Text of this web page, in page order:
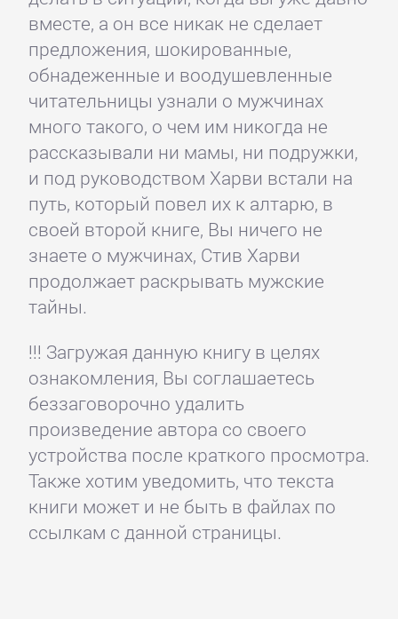
вместе, а он все никак не сделает
предложения, шокированные,
обнадеженные и воодушевленные
читательницы узнали о мужчинах
много такого, о чем им никогда не
рассказывали ни мамы, ни подружки,
и под руководством Харви встали на
путь, который повел их к алтарю, в
своей второй книге, Вы ничего не
знаете о мужчинах, Стив Харви
продолжает раскрывать мужские
тайны.
!!! Загружая данную книгу в целях
ознакомления, Вы соглашаетесь
беззаговорочно удалить
произведение автора со своего
устройства после краткого просмотра.
Также хотим уведомить, что текста
книги может и не быть в файлах по
ссылкам с данной страницы.